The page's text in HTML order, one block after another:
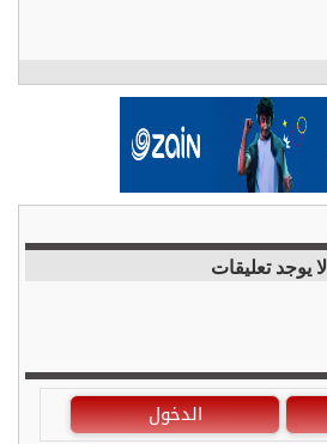
لا يوجد تعليقات
الدخول